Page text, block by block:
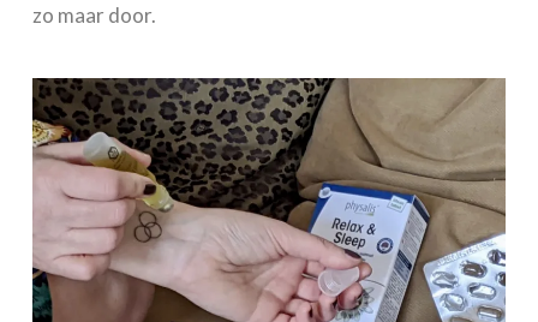
zo maar door.